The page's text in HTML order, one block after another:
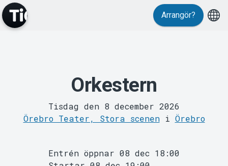
MyTickster
Arrangör?
Orkestern
Tisdag den 8 december 2026
Örebro Teater, Stora sceneni Örebro
Entrén öppnar 08 dec 18:00